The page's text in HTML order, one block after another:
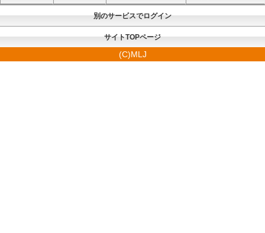
別のサービスでログイン
サイトTOPページ
(C)MLJ